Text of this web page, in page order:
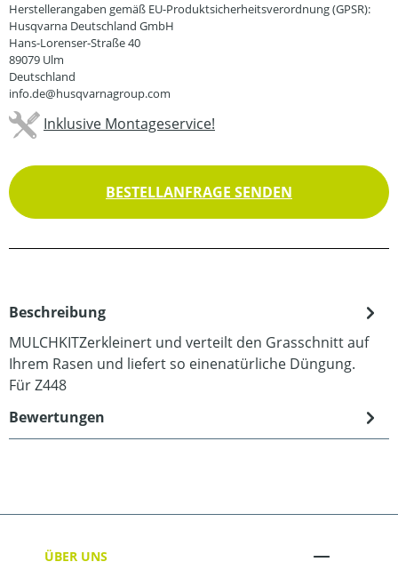
Herstellerangaben gemäß EU-Produktsicherheitsverordnung (GPSR):
Husqvarna Deutschland GmbH
Hans-Lorenser-Straße 40
89079 Ulm
Deutschland
info.de@husqvarnagroup.com
Inklusive Montageservice!
BESTELLANFRAGE SENDEN
Beschreibung
MULCHKITZerkleinert und verteilt den Grasschnitt auf
Ihrem Rasen und liefert so einenatürliche Düngung.
Für Z448
Bewertungen
ÜBER UNS